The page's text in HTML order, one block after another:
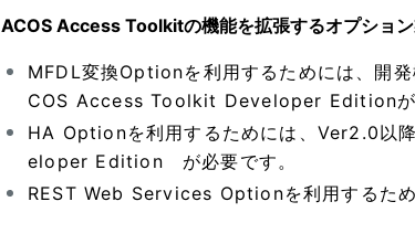
ACOS Access Toolkitの機能を拡張するオプション
MFDL変換Optionを利用するためには、
COS Access Toolkit Developer Editionが
HA Optionを利用するためには、Ver2.0
eloper Edition が必要です。
REST Web Services Optionを利用するた